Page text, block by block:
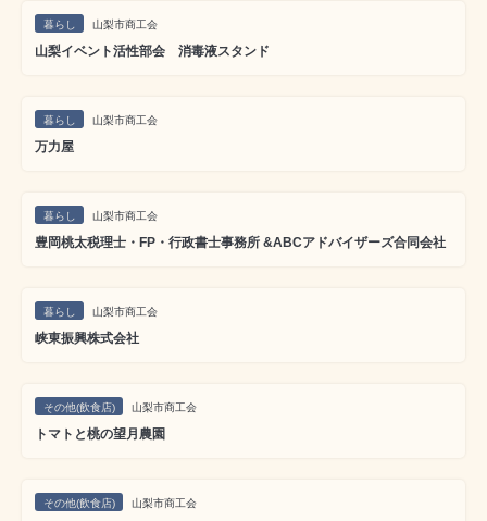
暮らし 山梨市商工会
山梨イベント活性部会 消毒液スタンド
暮らし 山梨市商工会
万力屋
暮らし 山梨市商工会
豊岡桃太税理士・FP・行政書士事務所 &ABCアドバイザーズ合同会社
暮らし 山梨市商工会
峡東振興株式会社
その他(飲食店) 山梨市商工会
トマトと桃の望月農園
その他(飲食店) 山梨市商工会